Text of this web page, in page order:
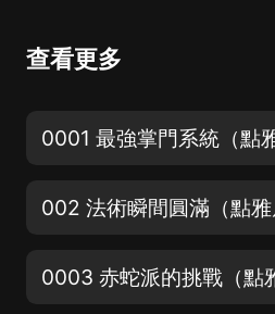
查看更多